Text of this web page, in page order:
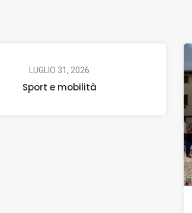
LUGLIO 31, 2026
Sport e mobilità